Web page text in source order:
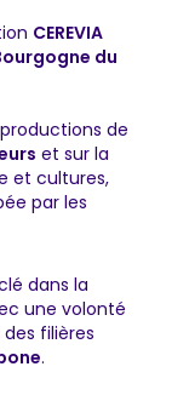
CEREVIA
du
de
et sur la
et cultures,
par les
dans la
une volonté
filières
.